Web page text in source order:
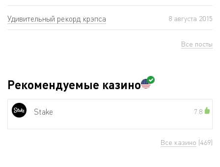
Удивительный рекорд крэпса 8 августа 2015
Все посты
Рекомендуемые казино
Stake 7.8
Все казино (469)